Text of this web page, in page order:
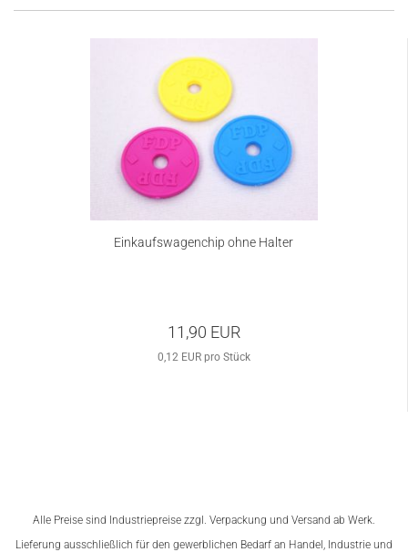
Einkaufswagenchip ohne Halter
11,90 EUR
0,12 EUR pro Stück
Alle Preise sind Industriepreise zzgl. Verpackung und Versand ab Werk.
Lieferung ausschließlich für den gewerblichen Bedarf an Handel, Industrie und